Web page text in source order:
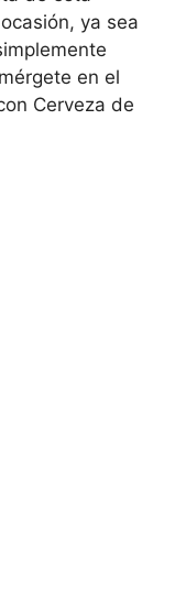
ya sea
en el
Cerveza de